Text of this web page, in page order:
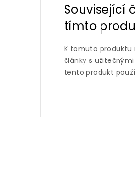
Související
tímto
K tomuto
články s
tento produkt